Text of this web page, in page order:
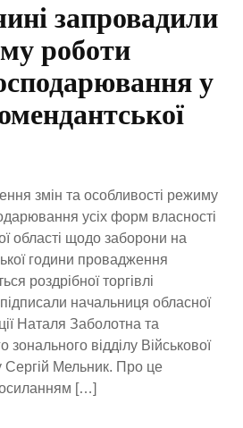
запровадили
роботи
у
змін та особливості режиму
усіх форм власності
області щодо заборони на
години провадження
роздрібної торгівлі
начальниця обласної
Наталя Заболотна та
зонального відділу Військової
Мельник. Про це
[…]